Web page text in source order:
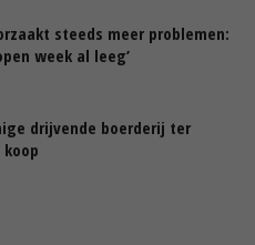
steeds meer problemen:
week al leeg’
drijvende boerderij ter